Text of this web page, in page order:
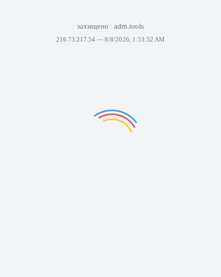
захищено adm.tools
216.73.217.54 — 8/8/2026, 1:53:52 AM